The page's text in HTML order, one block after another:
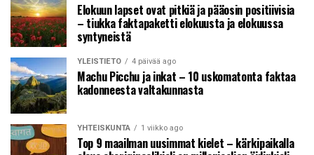
Elokuun lapset ovat pitkiä ja pääosin positiivisia
– tiukka faktapaketti elokuusta ja elokuussa
syntyneistä
YLEISTIETO 4 päivää ago
Machu Picchu ja inkat – 10 uskomatonta faktaa
kadonneesta valtakunnasta
YHTEISKUNTA 1 viikko ago
Top 9 maailman uusimmat kielet – kärkipaikalla